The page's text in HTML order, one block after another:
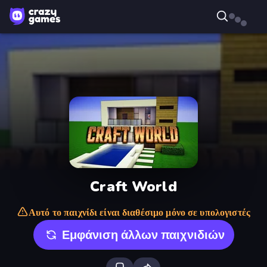
Craft World
Αυτό το παιχνίδι είναι διαθέσιμο μόνο σε υπολογιστές
Εμφάνιση άλλων παιχνιδιών